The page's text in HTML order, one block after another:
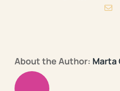
About the Author: Marta